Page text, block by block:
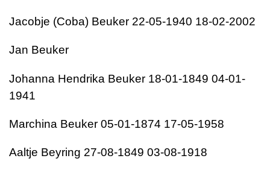
Jacobje (Coba) Beuker 22-05-1940 18-02-2002
Jan Beuker
Johanna Hendrika Beuker 18-01-1849 04-01-
1941
Marchina Beuker 05-01-1874 17-05-1958
Aaltje Beyring 27-08-1849 03-08-1918